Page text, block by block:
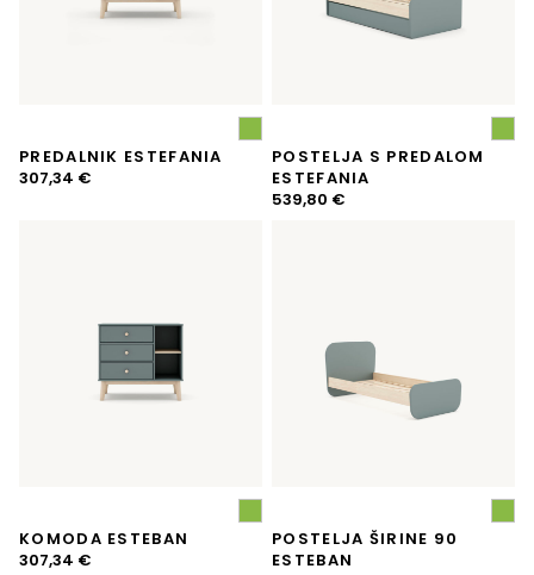
PREDALNIK ESTEFANIA
307,34 €
POSTELJA S PREDALOM
ESTEFANIA
539,80 €
KOMODA ESTEBAN
307,34 €
POSTELJA ŠIRINE 90
ESTEBAN